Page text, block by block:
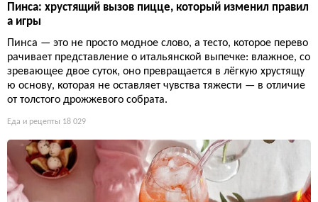
Пинса: хрустящий вызов пицце, который изменил правил
а игры
Пинса — это не просто модное слово, а тесто, которое перево
рачивает представление о итальянской выпечке: влажное, со
зревающее двое суток, оно превращается в лёгкую хрустящу
ю основу, которая не оставляет чувства тяжести — в отличие
от толстого дрожжевого собрата.
Еда и рецепты 18 029